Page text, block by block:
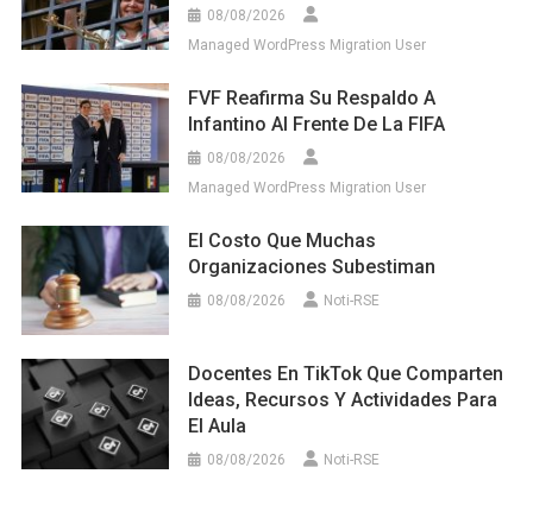
08/08/2026
Managed WordPress Migration User
FVF Reafirma Su Respaldo A
Infantino Al Frente De La FIFA
08/08/2026
Managed WordPress Migration User
El Costo Que Muchas
Organizaciones Subestiman
08/08/2026 Noti-RSE
Docentes En TikTok Que Comparten
Ideas, Recursos Y Actividades Para
El Aula
08/08/2026 Noti-RSE